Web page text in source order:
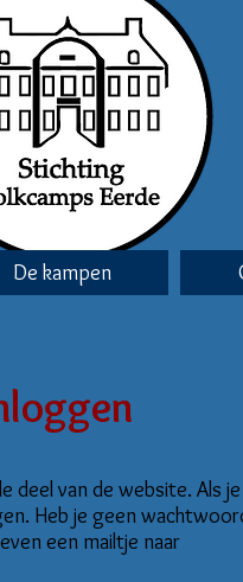
De kampen
van de website. Als
Heb je geen
een mailtje naar